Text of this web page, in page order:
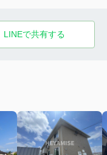
LINEで共有する